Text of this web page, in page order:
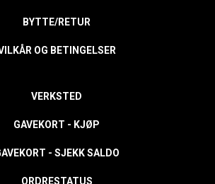
BYTTE/RETUR
OG BETINGELSER
VERKSTED
GAVEKORT - KJØP
- SJEKK SALDO
ORDRESTATUS